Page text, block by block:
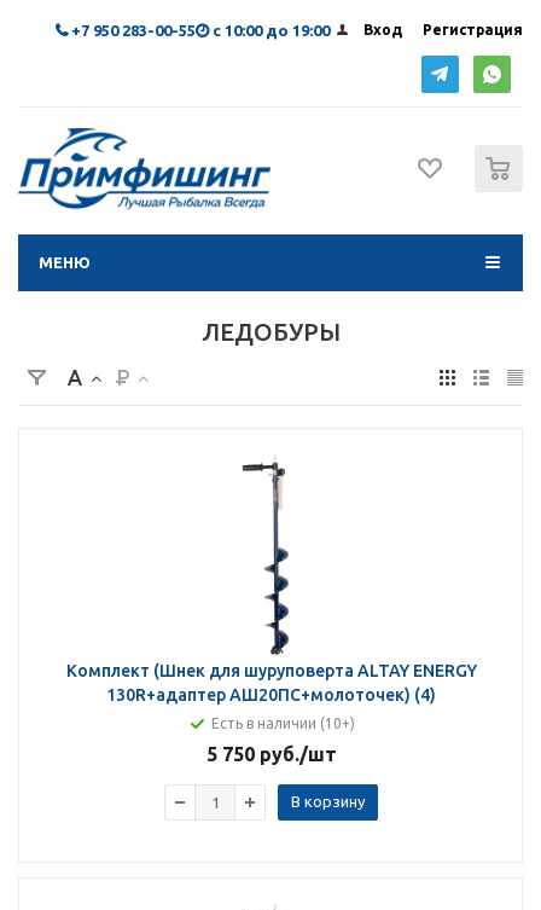
Вход Регистрация
+7 950 283-00-55 с 10:00 до 19:00
МЕНЮ
ЛЕДОБУРЫ
Комплект (Шнек для шуруповерта ALTAY ENERGY
130R+адаптер АШ20ПС+молоточек) (4)
Есть в наличии (10+)
5 750 руб./шт
В корзину